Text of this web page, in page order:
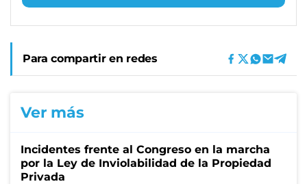
Para compartir en redes
Ver más
Incidentes frente al Congreso en la marcha
por la Ley de Inviolabilidad de la Propiedad
Privada